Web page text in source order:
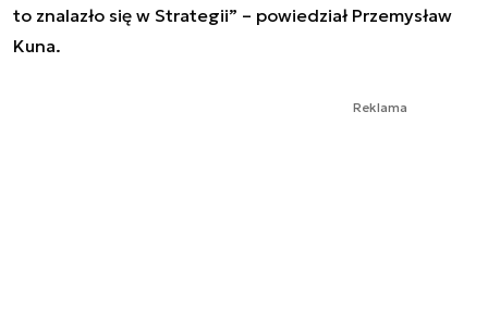
to znalazło się w Strategii” – powiedział Przemysław
Kuna.
Reklama